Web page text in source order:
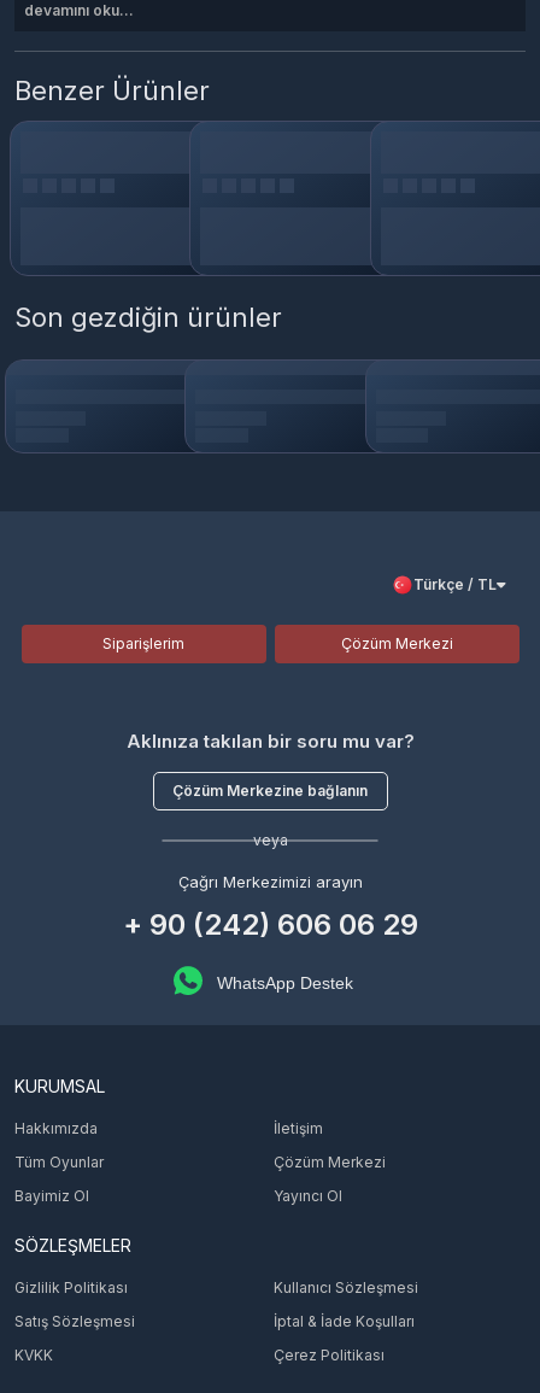
devamını oku...
Benzer Ürünler
Son gezdiğin ürünler
Türkçe / TL
Siparişlerim Çözüm Merkezi
Aklınıza takılan bir soru mu var?
Çözüm Merkezine bağlanın
veya
Çağrı Merkezimizi arayın
+ 90 (242) 606 06 29
WhatsApp Destek
KURUMSAL
Hakkımızda
İletişim
Tüm Oyunlar
Çözüm Merkezi
Bayimiz Ol
Yayıncı Ol
SÖZLEŞMELER
Gizlilik Politikası
Kullanıcı Sözleşmesi
Satış Sözleşmesi
İptal & İade Koşulları
KVKK
Çerez Politikası